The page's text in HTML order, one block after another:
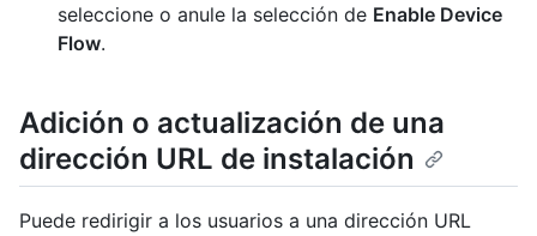
seleccione o anule la selección de Enable Device
Flow.
Adición o actualización de una
dirección URL de instalación
Puede redirigir a los usuarios a una dirección URL